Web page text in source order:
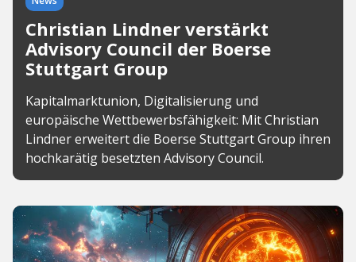
Christian Lindner verstärkt
Advisory Council der Boerse
Stuttgart Group
Kapitalmarktunion, Digitalisierung und
europäische Wettbewerbsfähigkeit: Mit Christian
Lindner erweitert die Boerse Stuttgart Group ihren
hochkarätig besetzten Advisory Council.